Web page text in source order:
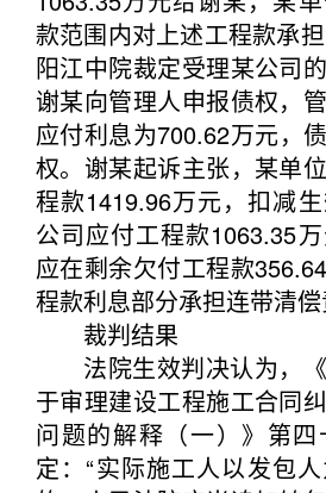
款范围内对上述工程款承担
阳江中院裁定受理某公司
谢某向管理人申报债权，
应付利息为700.62万元，
权。谢某起诉主张，某单
程款1419.96万元，扣减
公司应付工程款1063.35
应在剩余欠付工程款
程款利息部分承担连带清偿
裁判结果
法院生效判决认为，《
于审理建设工程施工合同
问题的解释（一）》第
定：“实际施工人以发包